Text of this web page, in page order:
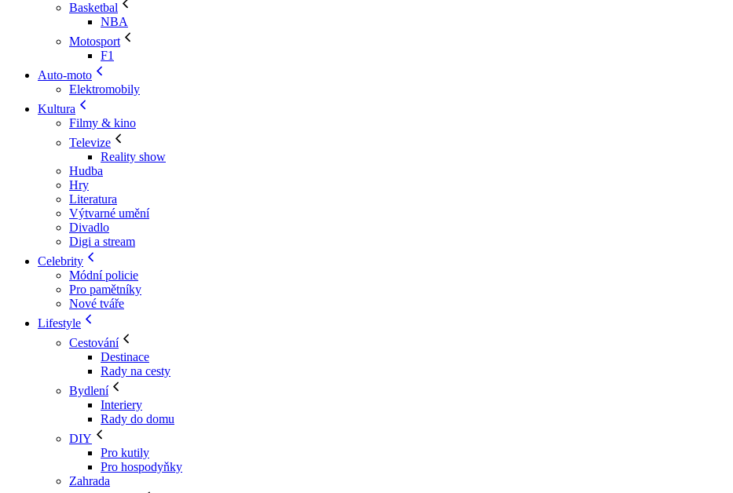
Basketbal
NBA
Motosport
F1
Auto-moto
Elektromobily
Kultura
Filmy & kino
Televize
Reality show
Hudba
Hry
Literatura
Výtvarné umění
Divadlo
Digi a stream
Celebrity
Módní policie
Pro pamětníky
Nové tváře
Lifestyle
Cestování
Destinace
Rady na cesty
Bydlení
Interiery
Rady do domu
DIY
Pro kutily
Pro hospodyňky
Zahrada